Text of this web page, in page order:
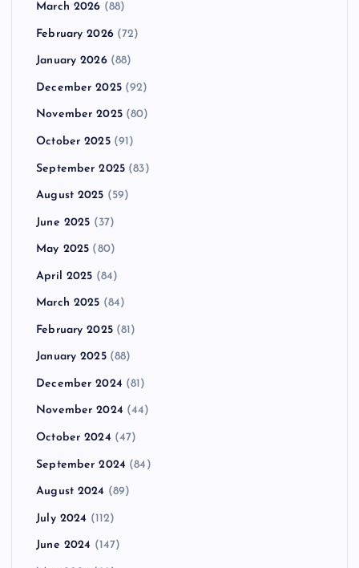
March 2026 (88)
February 2026(72)
January 2026(88)
December 2025(92)
November 2025(80)
October 2025(91)
September 2025 (83)
August 2025 (59)
June 2025 (37)
May 2025 (80)
April 2025 (84)
March 2025 (84)
February 2025(81)
January 2025(88)
December 2024 (81)
November 2024 (44)
October 2024 (47)
September 2024 (84)
August 2024 (89)
July 2024 (112)
June 2024 (147)